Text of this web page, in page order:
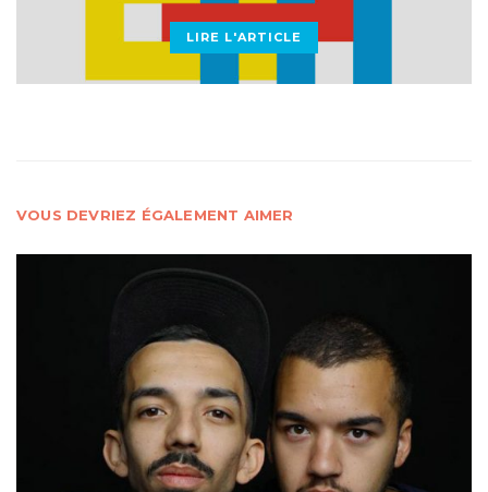
LIRE L'ARTICLE
VOUS DEVRIEZ ÉGALEMENT AIMER